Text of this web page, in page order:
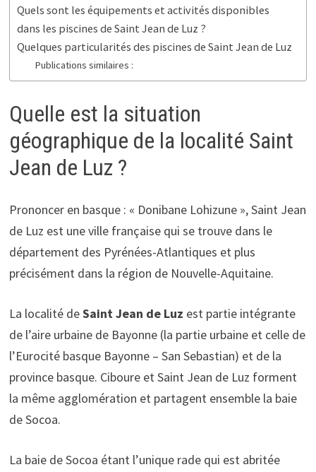
Quels sont les équipements et activités disponibles
dans les piscines de Saint Jean de Luz ?
Quelques particularités des piscines de Saint Jean de Luz
Publications similaires :
Quelle est la situation
géographique de la localité Saint
Jean de Luz ?
Prononcer en basque : « Donibane Lohizune », Saint Jean
de Luz est une ville française qui se trouve dans le
département des Pyrénées-Atlantiques et plus
précisément dans la région de Nouvelle-Aquitaine.
La localité deSaint Jean de Luz est partie intégrante
de l’aire urbaine de Bayonne (la partie urbaine et celle de
l’Eurocité basque Bayonne – San Sebastian) et de la
province basque. Ciboure et Saint Jean de Luz forment
la même agglomération et partagent ensemble la baie
de Socoa.
La baie de Socoa étant l’unique rade qui est abritée